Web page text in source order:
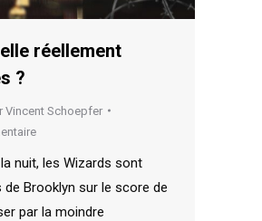
réellement
?
Vincent Schoepfer
nuit, les Wizards sont
Brooklyn sur le score de
par la moindre